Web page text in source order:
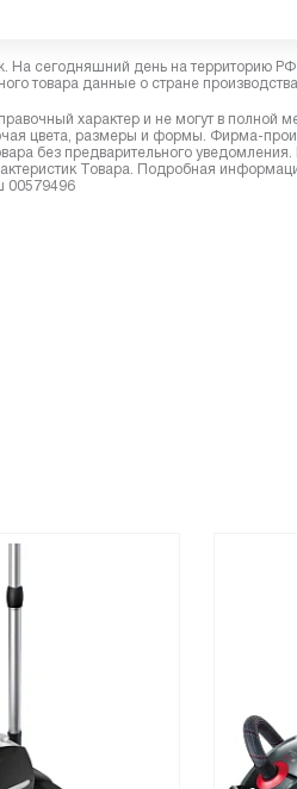
сегодняшний день на территорию
товара данные о стране производства
характер и не могут в полной
цвета, размеры и формы. Фирма-
без предварительного
Товара. Подробная
00579496